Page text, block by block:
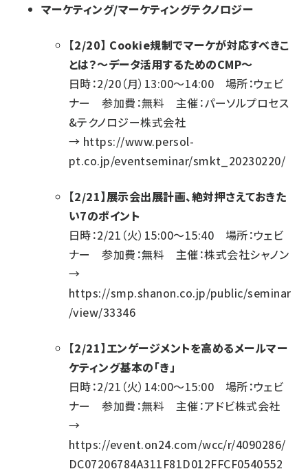
マーケティング/マーケティングテクノロジー
【2/20】 Cookie規制でマーケが対応すべきこ
とは？～データ活用するためのCMP～
日時：2/20（月）13:00～14:00 場所：ウェビ
ナー 参加費：無料 主催：パーソルプロセス
&テクノロジー株式会社
→ https://www.persol-
pt.co.jp/eventseminar/smkt_20230220/
【2/21】展示会出展計画、絶対押さえておきた
い7のポイント
日時：2/21（火）15:00～15:40 場所：ウェビ
ナー 参加費：無料 主催：株式会社シャノン
→
https://smp.shanon.co.jp/public/seminar
/view/33346
【2/21】エンゲージメントを高めるメールマー
ケティング基本の「き」
日時：2/21（火）14:00～15:00 場所：ウェビ
ナー 参加費：無料 主催：アドビ株式会社
→
https://event.on24.com/wcc/r/4090286/
DC07206784A311F81D012FFCF0540552